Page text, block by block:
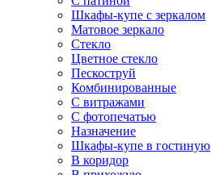
Шкафы-купе с зеркалом
Матовое зеркало
Стекло
Цветное стекло
Пескоструй
Комбинированные
С витражами
С фотопечатью
Назначение
Шкафы-купе в гостиную
В коридор